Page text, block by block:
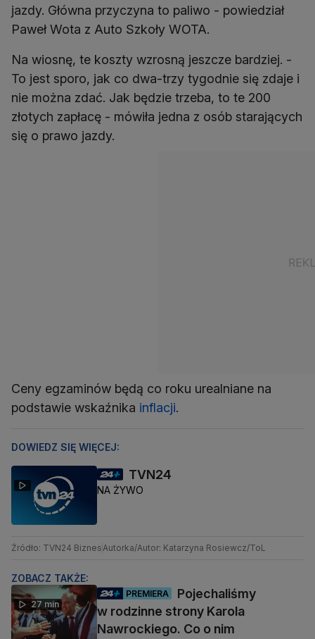
jazdy. Główna przyczyna to paliwo - powiedział
Paweł Wota z Auto Szkoły WOTA.
Na wiosnę, te koszty wzrosną jeszcze bardziej. -
To jest sporo, jak co dwa-trzy tygodnie się zdaje i
nie można zdać. Jak będzie trzeba, to te 200
złotych zapłacę - mówiła jedna z osób starających
się o prawo jazdy.
Ceny egzaminów będą co roku urealniane na
podstawie wskaźnika inflacji.
DOWIEDZ SIĘ WIĘCEJ:
TVN24
NA ŻYWO
Źródło: TVN24 BiznesAutorka/Autor: Katarzyna Rosiewcz/ToL
ZOBACZ TAKŻE:
27 min
PREMIERA
Pojechaliśmy
w rodzinne strony Karola
Nawrockiego. Co o nim